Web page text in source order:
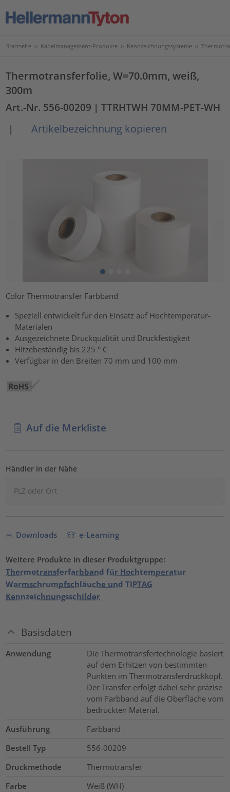
Startseite > Kabelmanagement-Produkte > Kennzeichnungssysteme >
Thermotransferfolie, W=70.0mm, weiß,
300m
Art.-Nr. 556-00209 | TTRHTWH 70MM-PET-WH
|
Artikelbezeichnung kopieren
Color Thermotransfer Farbband
Speziell entwickelt für den Einsatz auf Hochtemperatur-
Materialen
Ausgezeichnete Druckqualität und Druckfestigkeit
Hitzebeständig bis 225 ° C
Verfügbar in den Breiten 70 mm und 100 mm
Auf die Merkliste
Händler in der Nähe
Downloads e-Learning
Weitere Produkte in dieser Produktgruppe:
Thermotransferfarbband für Hochtemperatur
Warmschrumpfschläuche und TIPTAG
Kennzeichnungsschilder
Basisdaten
Anwendung
Die Thermotransfertechnologie basiert
auf dem Erhitzen von bestimmten
Punkten im Thermotransferdruckkopf.
Der Transfer erfolgt dabei sehr präzise
vom Farbband auf die Oberfläche vom
bedruckten Material.
Ausführung
Farbband
Bestell Typ
556-00209
Druckmethode
Thermotransfer
Farbe
Weiß (WH)